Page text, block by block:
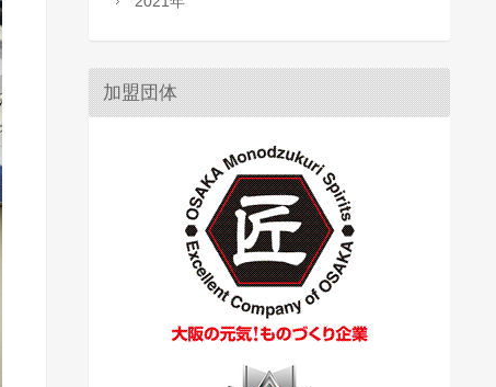
加盟団体